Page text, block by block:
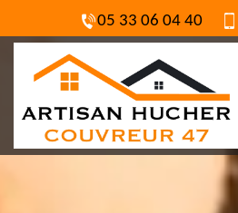
05 33 06 04 40